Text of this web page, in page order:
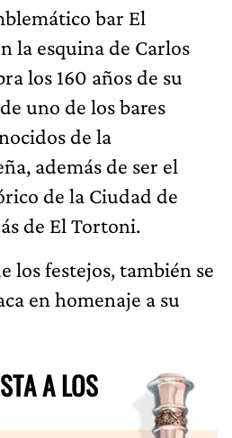
bar El
la esquina de Carlos
los 160 años de su
uno de los bares
de la
además de ser el
de la Ciudad de
de El Tortoni.
los festejos, también se
en homenaje a su
A LOS